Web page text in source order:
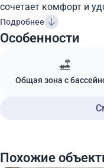
сочетает комфорт и
Подробнее
Особенности
Общая зона с
Похожие